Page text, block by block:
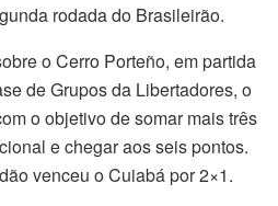
rodada do Brasileirão.
o Cerro Porteño, em partida
de Grupos da Libertadores, o
o objetivo de somar mais três
e chegar aos seis pontos.
venceu o Cuiabá por 2×1.